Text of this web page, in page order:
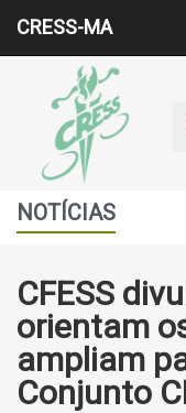
CRESS-MA
NOTÍCIAS
CFESS
orientam
ampliam
Conjunto